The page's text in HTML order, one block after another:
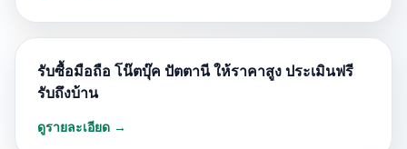
รับซื้อมือถือ โน๊ตบุ๊ค ปัตตานี ให้ราคาสูง ประเมินฟรี
รับถึงบ้าน
ดูรายละเอียด →